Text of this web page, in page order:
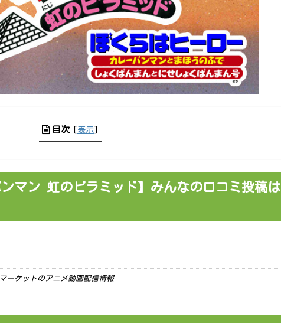
目次 [表示]
マン 虹のピラミッド】みんなの口コミ投稿は
マーケットのアニメ動画配信情報